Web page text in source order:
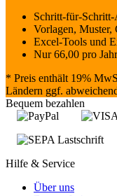
Schritt-für-
Vorlagen, Muster,
Excel-Tools und
Nur66,00 pro
* Preis enthält 19%
Ländern ggf.
Bequem bezahlen
Hilfe & Service
Über uns